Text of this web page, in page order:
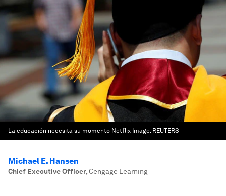
La educación necesita su momento Netflix Image: REUTERS
Michael E. Hansen
Chief Executive Officer,Cengage Learning